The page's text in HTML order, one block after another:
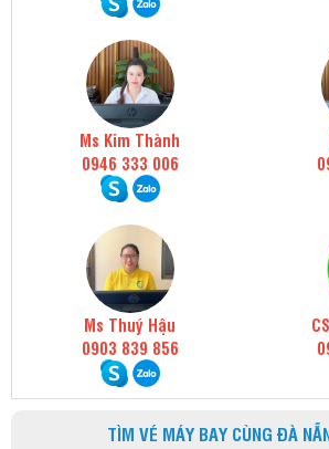
Ms Kim Thành
0946 333 006
Ms Thuý Hậu
0903 839 856
TÌM VÉ MÁY BAY CÙNG ĐÀ